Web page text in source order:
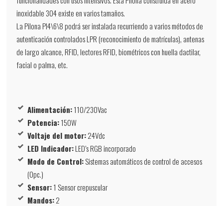
inoxidable 304 existe en varios tamaños.
La Pilona PI4\6\8 podrá ser instalada recurriendo a varios métodos de
autenticación controlados LPR (reconocimiento de matrículas), antenas
de largo alcance, RFID, lectores RFID, biométricos con huella dactilar,
facial o palma, etc.
Alimentación:110/230Vac
Potencia:150W
Voltaje del motor:24Vdc
LED Indicador:LED’s RGB incorporado
Modo de Control:Sistemas automáticos de control de accesos
(Opc.)
Sensor:1 Sensor crepuscular
Mandos:2